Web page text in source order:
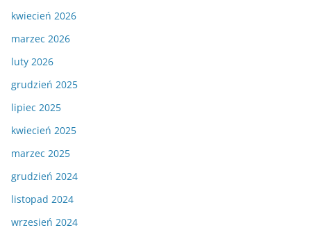
kwiecień 2026
marzec 2026
luty 2026
grudzień 2025
lipiec 2025
kwiecień 2025
marzec 2025
grudzień 2024
listopad 2024
wrzesień 2024